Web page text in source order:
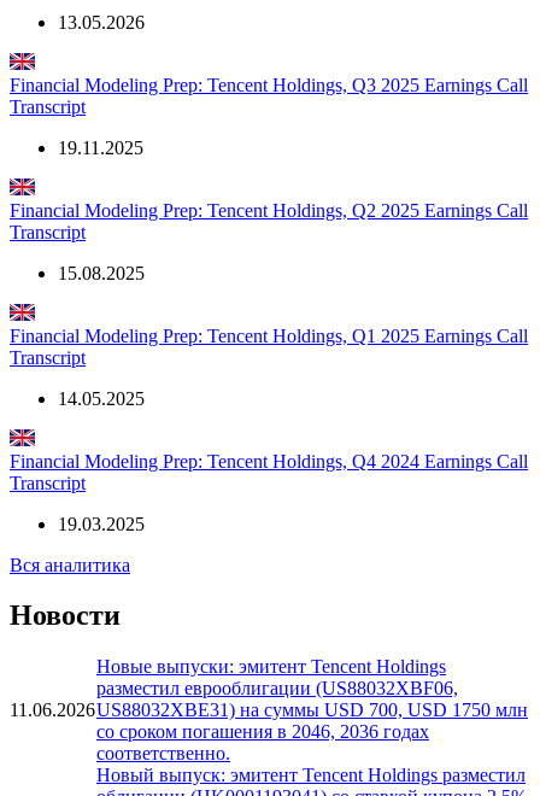
13.05.2026
Financial Modeling Prep: Tencent Holdings, Q3 2025 Earnings Call
Transcript
19.11.2025
Financial Modeling Prep: Tencent Holdings, Q2 2025 Earnings Call
Transcript
15.08.2025
Financial Modeling Prep: Tencent Holdings, Q1 2025 Earnings Call
Transcript
14.05.2025
Financial Modeling Prep: Tencent Holdings, Q4 2024 Earnings Call
Transcript
19.03.2025
Вся аналитика
Новости
11.06.2026
Новые выпуски: эмитент Tencent Holdings
разместил еврооблигации (US88032XBF06,
US88032XBE31) на суммы USD 700, USD 1750 млн
со сроком погашения в 2046, 2036 годах
соответственно.
Новый выпуск: эмитент Tencent Holdings разместил